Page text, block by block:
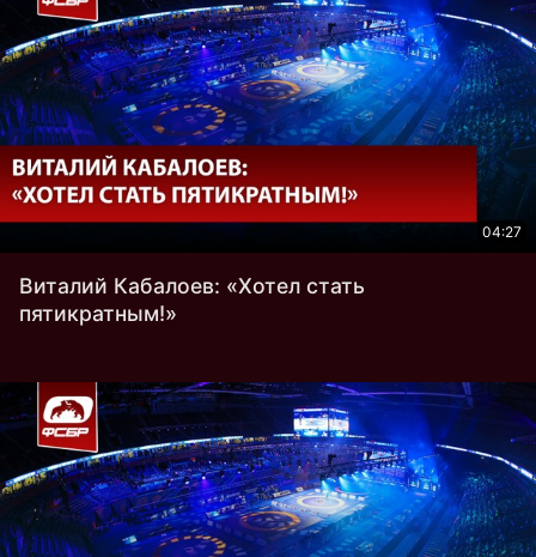
04:27
Виталий Кабалоев: «Хотел стать
пятикратным!»